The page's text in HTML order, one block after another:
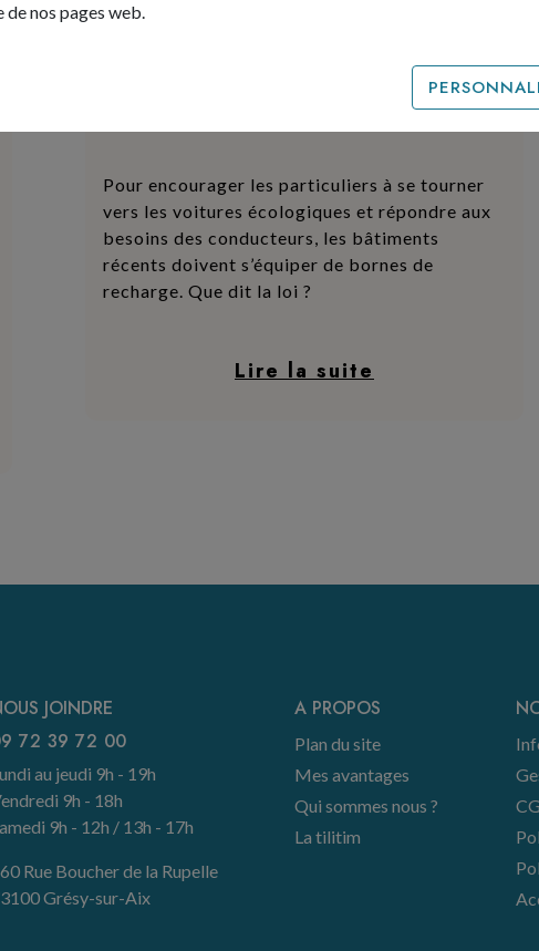
nos pages web.
entreprise : quelles obligations
Pour encourager les particuliers à se tourner
vers les voitures écologiques et répondre aux
besoins des conducteurs, les bâtiments
récents doivent s’équiper de bornes de
recharge. Que dit la loi ?
Lire la suite
JOINDRE
72 39 72 00
au jeudi 9h - 19h
9h - 18h
9h - 12h / 13h - 17h
Rue Boucher de la Rupelle
Grésy-sur-Aix
A PROPOS
Plan du site
Mes avantages
Qui sommes nous ?
La tilitim